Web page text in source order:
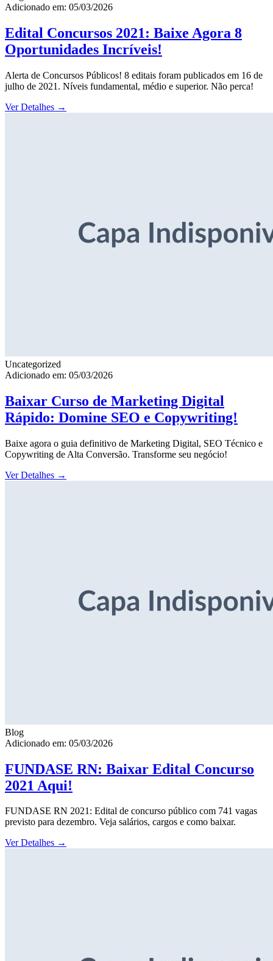
Adicionado em: 05/03/2026
Edital Concursos 2021: Baixe Agora 8
Oportunidades Incríveis!
Alerta de Concursos Públicos! 8 editais foram publicados em 16 de
julho de 2021. Níveis fundamental, médio e superior. Não perca!
Ver Detalhes →
Uncategorized
Adicionado em: 05/03/2026
Baixar Curso de Marketing Digital
Rápido: Domine SEO e Copywriting!
Baixe agora o guia definitivo de Marketing Digital, SEO Técnico e
Copywriting de Alta Conversão. Transforme seu negócio!
Ver Detalhes →
Blog
Adicionado em: 05/03/2026
FUNDASE RN: Baixar Edital Concurso
2021 Aqui!
FUNDASE RN 2021: Edital de concurso público com 741 vagas
previsto para dezembro. Veja salários, cargos e como baixar.
Ver Detalhes →